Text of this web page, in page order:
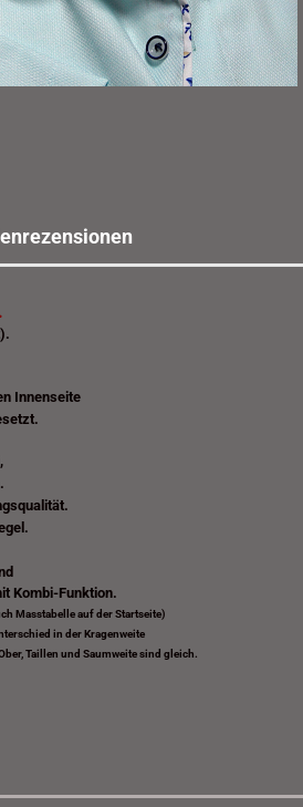
Innenseite
Kombi-Funktion.
Masstabelle auf der Startseite)
in der Kragenweite
Taillen und Saumweite sind gleich.